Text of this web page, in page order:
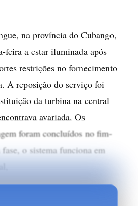
na província do Cubango,
feira a estar iluminada após
restrições no fornecimento
A reposição do serviço foi
da turbina na central
avariada. Os
foram concluídos no fim-
fase, o sistema funciona em